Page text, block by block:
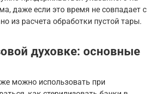
даже если это время не совпадает с
из расчета обработки пустой тары.
духовке: основные
можно использовать при